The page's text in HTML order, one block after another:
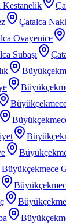
Kestanelik
Çatalca
Ovayenice
Subaşı
Büyükçekmece